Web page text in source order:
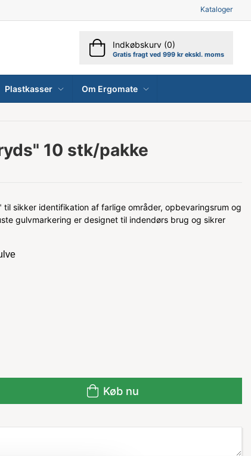
Kataloger
Indkøbskurv (0)
Gratis fragt ved 999 kr ekskl. moms
Plastkasser Om Ergomate
10 stk/pakke
sikker identifikation af farlige områder, opbevaringsrum og
gulvmarkering er designet til indendørs brug og sikrer
Køb nu